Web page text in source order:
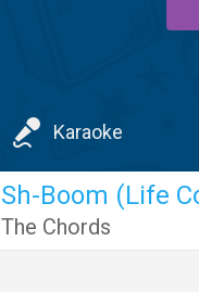
Karaoke
Sh-Boom (Life
The Chords